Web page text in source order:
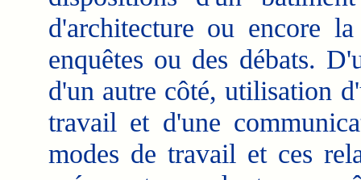
d'architecture ou encore
enquêtes ou des débats.
d'un autre côté, utilisation
travail et d'une
modes de travail et ces